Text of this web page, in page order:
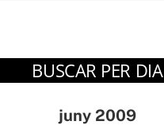
BUSCAR PER DIA
juny 2009